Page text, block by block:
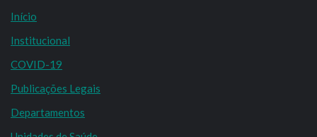
Início
Institucional
COVID-19
Publicações Legais
Departamentos